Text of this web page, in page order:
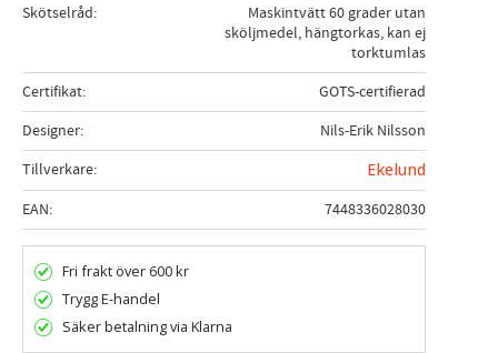
Skötselråd
Maskintvätt 60 grader utan
sköljmedel, hängtorkas, kan ej
torktumlas
Certifikat
GOTS-certifierad
Designer
Nils-Erik Nilsson
Tillverkare
Ekelund
EAN
7448336028030
Fri frakt över 600 kr
Trygg E-handel
Säker betalning via Klarna